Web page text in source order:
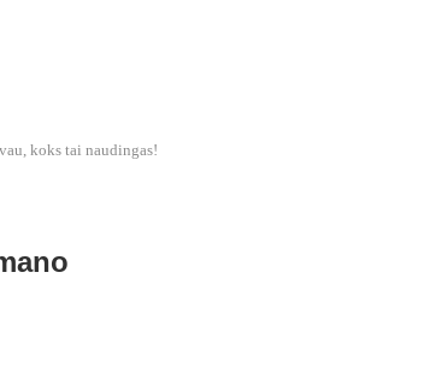
koks tai naudingas!